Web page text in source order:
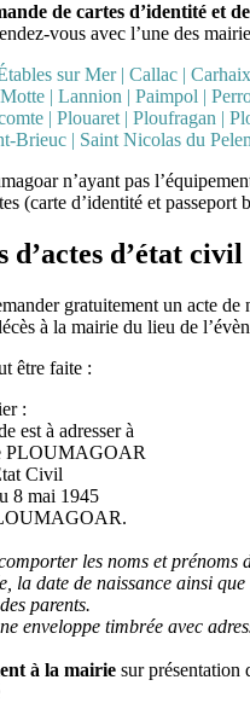
de cartes d’identité et
vous avec l’une des
sur Mer | Callac |
| Lannion | Paimpol |
| Plouaret | Ploufragan |
Brieuc | Saint Nicolas du
n’ayant pas
(carte d’identité et passeport
d’actes d’état civil
gratuitement un acte de
à la mairie du lieu de
être faite :
:
est à adresser à
PLOUMAGOAR
Civil
8 mai 1945
les noms et prénoms
la date de naissance ainsi que
parents.
enveloppe timbrée avec
à la mairie sur présentation